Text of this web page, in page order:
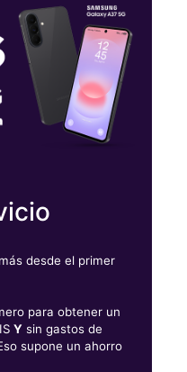
Suite A Atlanta, GA 30318
desde el primer
para obtener un
Y sin gastos de
supone un ahorro